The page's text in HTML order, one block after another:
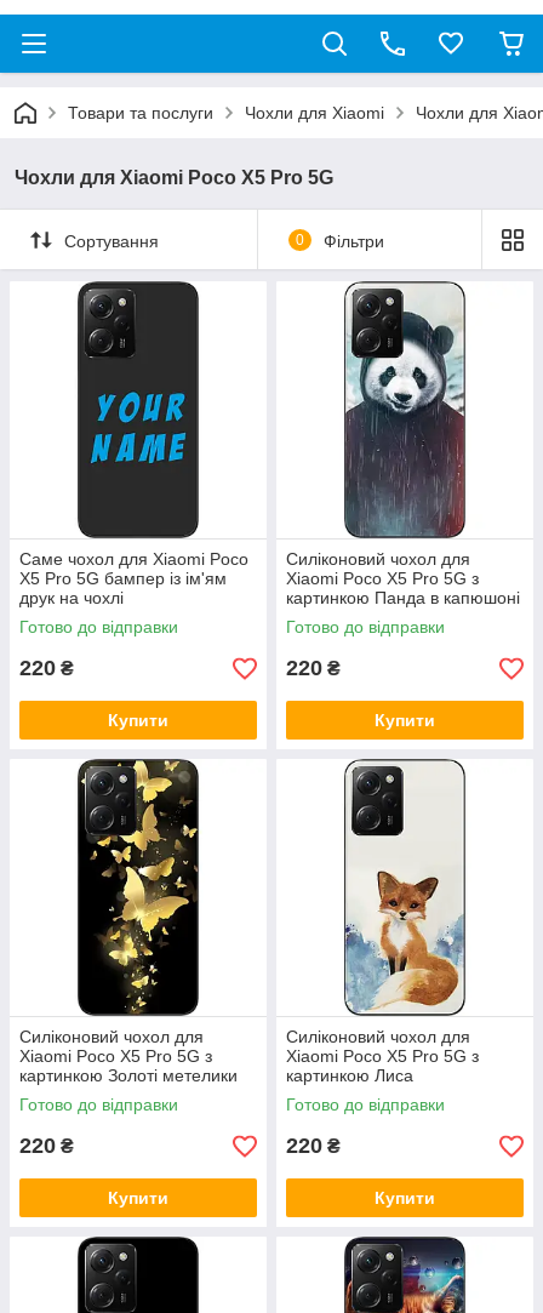
Товари та послуги Чохли для Xiaomi Чохли для
Чохли для Xiaomi Poco X5 Pro 5G
Сортування 0 Фільтри
Саме чохол для Xiaomi Poco
X5 Pro 5G бампер із ім'ям
друк на чохлі
Готово до відправки
220 ₴
Купити
Силіконовий чохол для
Xiaomi Poco X5 Pro 5G з
картинкою Панда в капюшоні
Готово до відправки
220 ₴
Купити
Силіконовий чохол для
Xiaomi Poco X5 Pro 5G з
картинкою Золоті метелики
Готово до відправки
220 ₴
Купити
Силіконовий чохол для
Xiaomi Poco X5 Pro 5G з
картинкою Лиса
Готово до відправки
220 ₴
Купити